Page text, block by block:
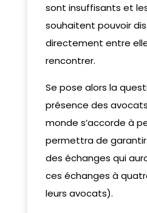
sont insuffisants et
souhaitent pouvoir
directement entre
rencontrer.
Se pose alors la
présence des
monde s’accorde à
permettra de
des échanges qui
ces échanges à
leurs avocats).